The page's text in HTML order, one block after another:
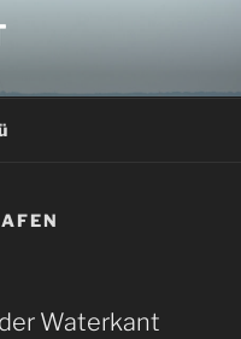
Waterkant